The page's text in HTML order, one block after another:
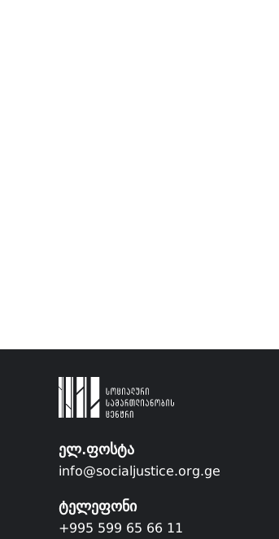
ელ.ფოსტა
info@socialjustice.org.ge
ტელეფონი
+995 599 65 66 11